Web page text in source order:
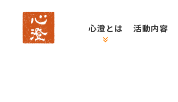
心澄とは 活動内容